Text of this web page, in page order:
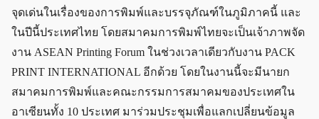
จุดเด่นในเรื่องของการพิมพ์และบรรจุภัณฑ์ในภูมิภาคนี้ และ
ในปีนี้ประเทศไทย โดยสมาคมการพิมพ์ไทยจะเป็นเจ้าภาพจัด
งาน ASEAN Printing Forum ในช่วงเวลาเดียวกับงาน PACK
PRINT INTERNATIONAL อีกด้วย โดยในงานนี้จะมีนายก
สมาคมการพิมพ์และคณะกรรมการสมาคมของประเทศใน
อาเซียนทั้ง 10 ประเทศ มาร่วมประชุมเพื่อแลกเปลี่ยนข้อมูล